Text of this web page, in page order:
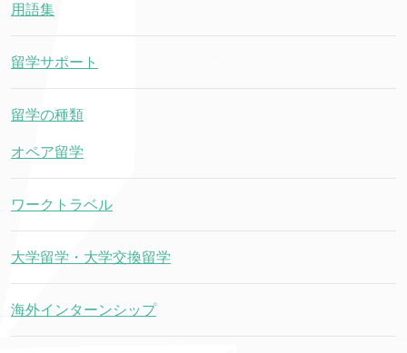
用語集
留学サポート
留学の種類
オペア留学
ワークトラベル
大学留学・大学交換留学
海外インターンシップ